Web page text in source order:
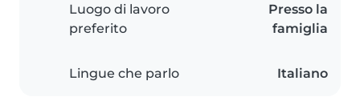
Luogo di lavoro
preferito
Presso la
famiglia
Lingue che parlo Italiano